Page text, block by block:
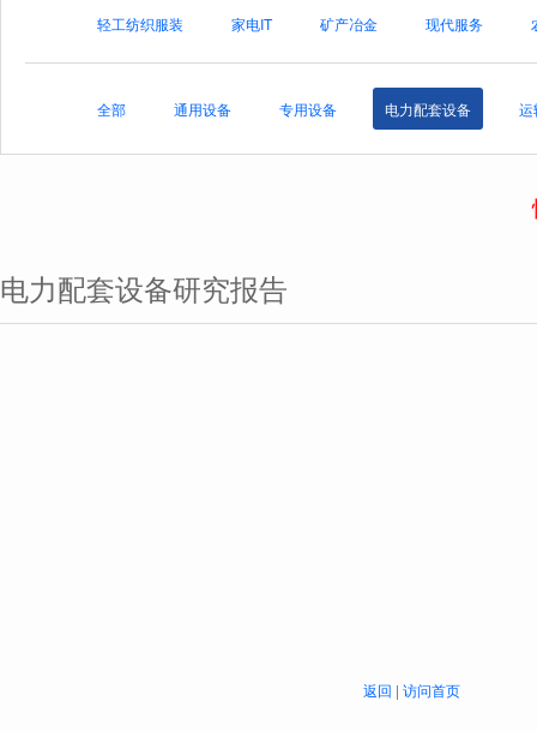
轻工纺织服装 家电IT 矿产冶金 现代服务
全部 通用设备 专用设备 电力配套设备 运
电力配套设备研究报告
返回 | 访问首页